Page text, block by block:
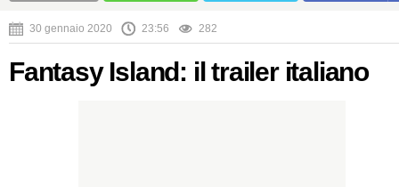
30 gennaio 2020 23:56 282
Fantasy Island: il trailer italiano